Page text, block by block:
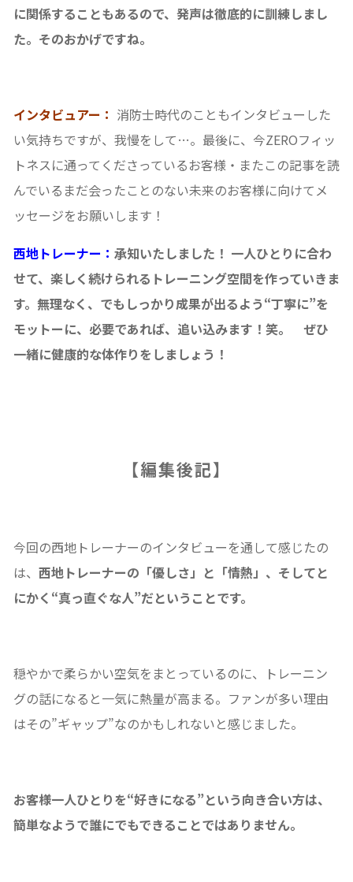
に関係することもあるので、発声は徹底的に訓練しまし
た。そのおかげですね。
インタビュアー： 消防士時代のこともインタビューした
い気持ちですが、我慢をして…。最後に、今ZEROフィッ
トネスに通ってくださっているお客様・またこの記事を読
んでいるまだ会ったことのない未来のお客様に向けてメ
ッセージをお願いします！
西地トレーナー： 承知いたしました！ 一人ひとりに合わ
せて、楽しく続けられるトレーニング空間を作っていきま
す。無理なく、でもしっかり成果が出るよう“丁寧に”を
モットーに、必要であれば、追い込みます！笑。 ぜひ
一緒に健康的な体作りをしましょう！
【編集後記】
今回の西地トレーナーのインタビューを通して感じたの
は、 西地トレーナーの「優しさ」と「情熱」、そしてと
にかく“真っ直ぐな人”だということです。
穏やかで柔らかい空気をまとっているのに、トレーニン
グの話になると一気に熱量が高まる。ファンが多い理由
はその”ギャップ”なのかもしれないと感じました。
お客様一人ひとりを“好きになる”という向き合い方は、
簡単なようで誰にでもできることではありません。